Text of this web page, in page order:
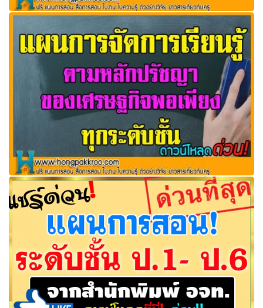
แผนการสอน ตามหลักปรัชญาของเศรษฐกิจพอเพียงทุกระดับ
ชั้น (แก้ไขได้)
แผนการสอน ตามหลักปรัชญาของเศรษฐกิจพอเพียงทุกระดับ
ชั้น (แก้ไขได้)